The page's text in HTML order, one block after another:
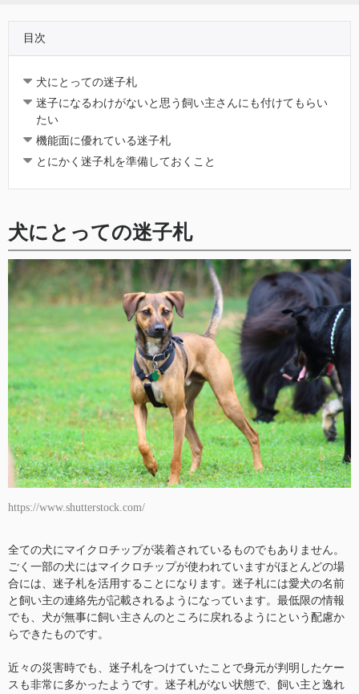
目次
犬にとっての迷子札
迷子になるわけがないと思う飼い主さんにも付けてもらい
たい
機能面に優れている迷子札
とにかく迷子札を準備しておくこと
犬にとっての迷子札
https://www.shutterstock.com/
全ての犬にマイクロチップが装着されているものでもありません。
ごく一部の犬にはマイクロチップが使われていますがほとんどの場
合には、迷子札を活用することになります。迷子札には愛犬の名前
と飼い主の連絡先が記載されるようになっています。最低限の情報
でも、犬が無事に飼い主さんのところに戻れるようにという配慮か
らできたものです。
近々の災害時でも、迷子札をつけていたことで身元が判明したケー
スも非常に多かったようです。迷子札がない状態で、飼い主と逸れ